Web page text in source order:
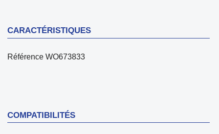
CARACTÉRISTIQUES
Référence WO673833
COMPATIBILITÉS